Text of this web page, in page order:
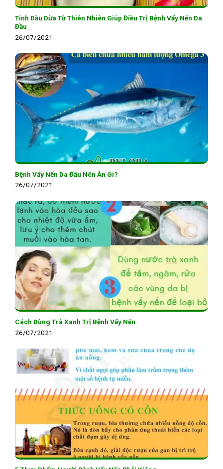
Tinh Dầu Dừa Từ Thiên Nhiên Giúp Điều Trị Bệnh Vẩy Nến Da
Đầu
26/07/2021
Bệnh Vẩy Nến Da Đầu Nên Ăn Gì?
26/07/2021
Cách Dùng Trà Xanh Trị Bệnh Vẩy Nến
26/07/2021